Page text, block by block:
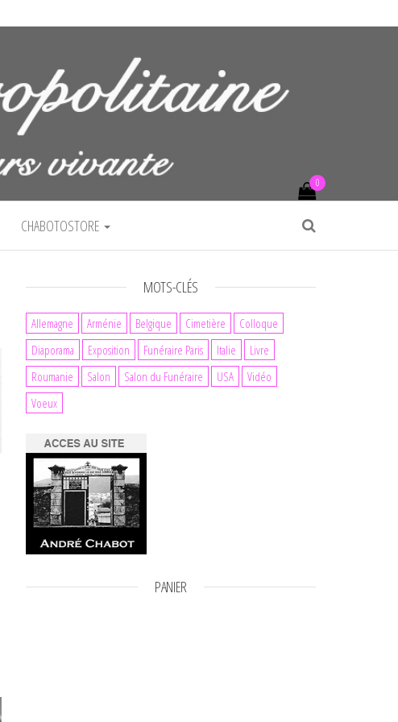
0
CHABOTOSTORE
MOTS-CLÉS
Allemagne Arménie Belgique Cimetière
Colloque
Diaporama
Exposition Funéraire Paris Italie
Livre
Roumanie
Salon Salon du Funéraire USA
Vidéo
Voeux
PANIER